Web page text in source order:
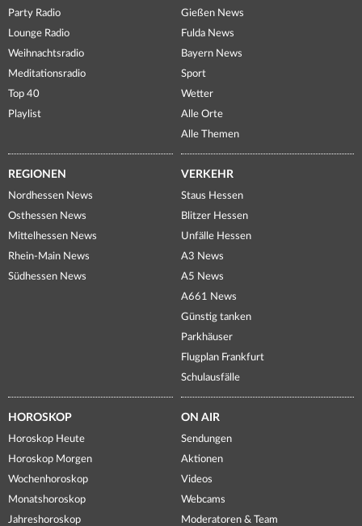
Party Radio
Lounge Radio
Weihnachtsradio
Meditationsradio
Top 40
Playlist
Gießen News
Fulda News
Bayern News
Sport
Wetter
Alle Orte
Alle Themen
REGIONEN
Nordhessen News
Osthessen News
Mittelhessen News
Rhein-Main News
Südhessen News
VERKEHR
Staus Hessen
Blitzer Hessen
Unfälle Hessen
A3 News
A5 News
A661 News
Günstig tanken
Parkhäuser
Flugplan Frankfurt
Schulausfälle
HOROSKOP
Horoskop Heute
Horoskop Morgen
Wochenhoroskop
Monatshoroskop
Jahreshoroskop
ON AIR
Sendungen
Aktionen
Videos
Webcams
Moderatoren & Team